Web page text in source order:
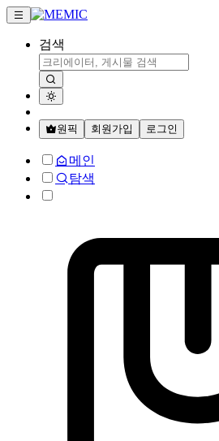
검색
원픽 회원가입 로그인
메인
탐색